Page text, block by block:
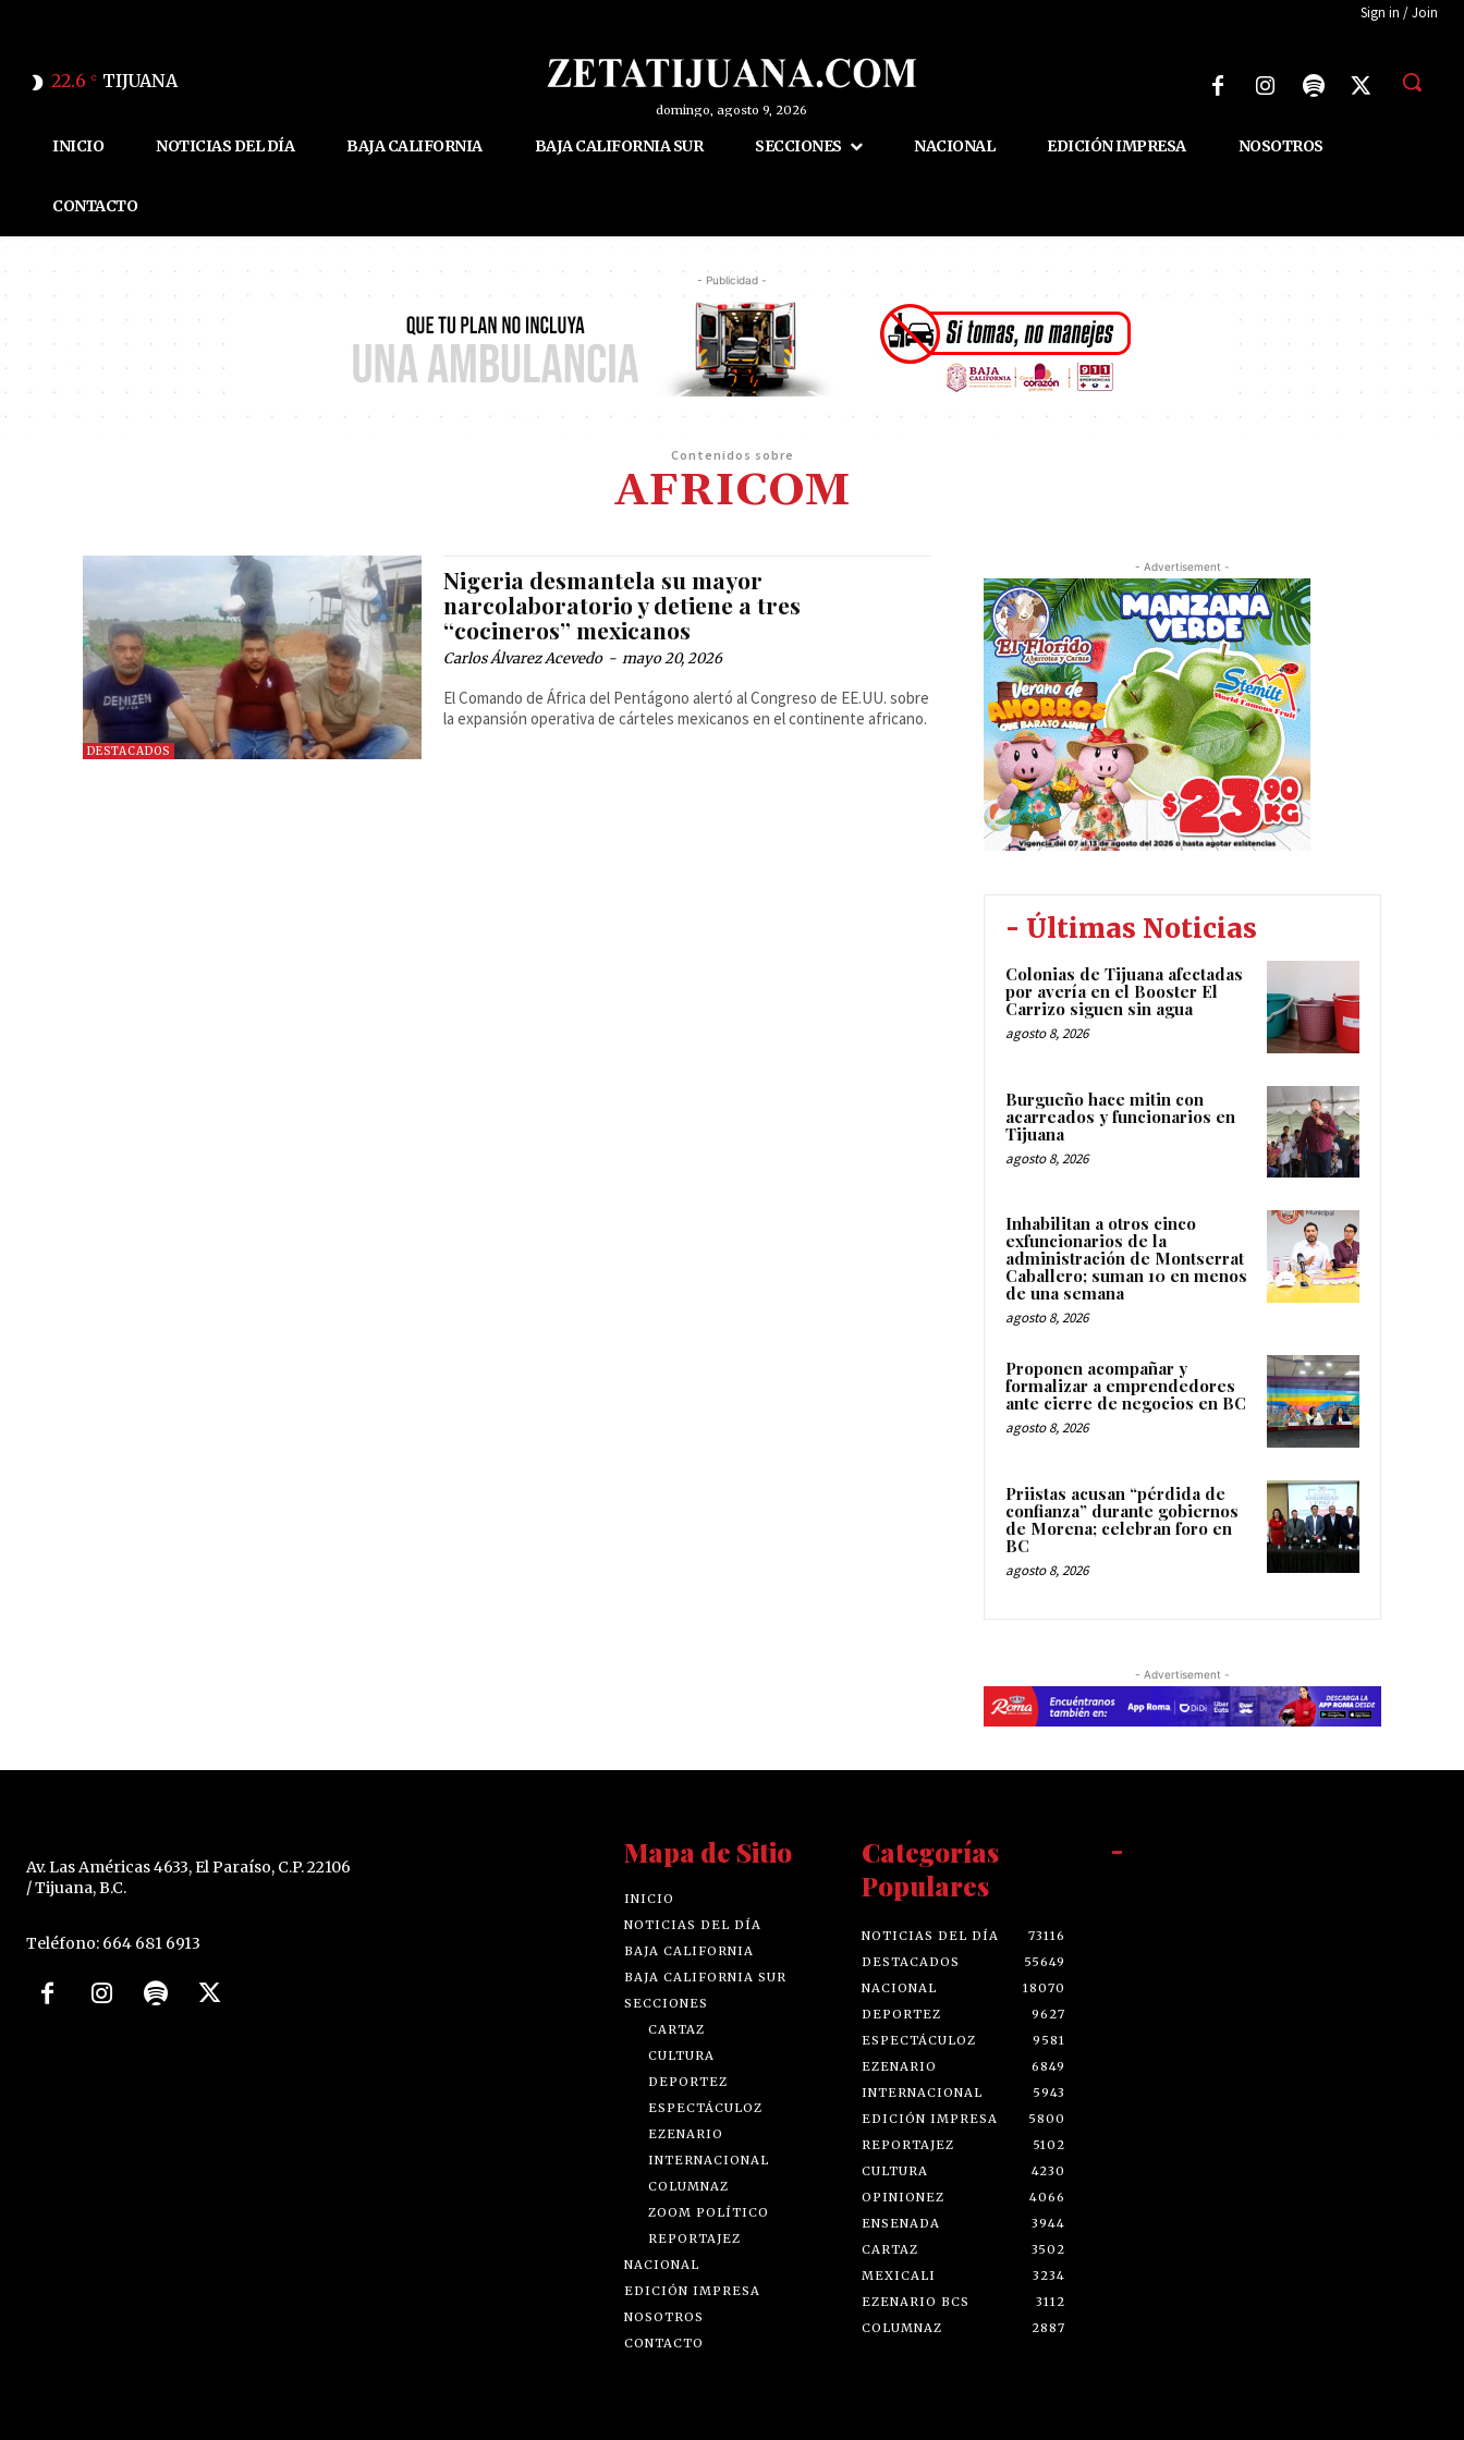
Sign in / Join
22.6 C TIJUANA
domingo, agosto 9, 2026
INICIO NOTICIAS DEL DÍA BAJA CALIFORNIA BAJA CALIFORNIA SUR SECCIONES NACIONAL EDICIÓN IMPRESA NOSOTROS
CONTACTO
- Publicidad -
Contenidos sobre
AFRICOM
DESTACADOS
Nigeria desmantela su mayor
narcolaboratorio y detiene a tres
“cocineros” mexicanos
Carlos Álvarez Acevedo - mayo 20, 2026
El Comando de África del Pentágono alertó al Congreso de EE.UU. sobre
la expansión operativa de cárteles mexicanos en el continente africano.
- Advertisement -
- Últimas Noticias
Colonias de Tijuana afectadas
por avería en el Booster El
Carrizo siguen sin agua
agosto 8, 2026
Burgueño hace mitin con
acarreados y funcionarios en
Tijuana
agosto 8, 2026
Inhabilitan a otros cinco
exfuncionarios de la
administración de Montserrat
Caballero; suman 10 en menos
de una semana
agosto 8, 2026
Proponen acompañar y
formalizar a emprendedores
ante cierre de negocios en BC
agosto 8, 2026
Priistas acusan “pérdida de
confianza” durante gobiernos
de Morena; celebran foro en
BC
agosto 8, 2026
- Advertisement -
Av. Las Américas 4633, El Paraíso, C.P. 22106
/ Tijuana, B.C.
Teléfono: 664 681 6913
Mapa de Sitio
INICIO
NOTICIAS DEL DÍA
BAJA CALIFORNIA
BAJA CALIFORNIA SUR
SECCIONES
CARTAZ
CULTURA
DEPORTEZ
ESPECTÁCULOZ
EZENARIO
INTERNACIONAL
COLUMNAZ
ZOOM POLÍTICO
REPORTAJEZ
NACIONAL
EDICIÓN IMPRESA
NOSOTROS
CONTACTO
Categorías
Populares
NOTICIAS DEL DÍA
73116
DESTACADOS
55649
NACIONAL
18070
DEPORTEZ
9627
ESPECTÁCULOZ
9581
EZENARIO
6849
INTERNACIONAL
5943
EDICIÓN IMPRESA
5800
REPORTAJEZ
5102
CULTURA
4230
OPINIONEZ
4066
ENSENADA
3944
CARTAZ
3502
MEXICALI
3234
EZENARIO BCS
3112
COLUMNAZ
2887
-